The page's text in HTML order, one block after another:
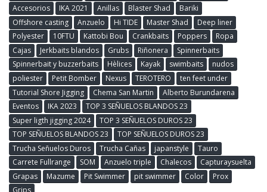
Accesorios
IKA 2021 Anillas Blaster Shad
Bariki
Offshore casting
Anzuelo Hi TIDE Master Shad
Deep liner
Polyester
10FTU Kattobi Bou Crankbaits Poppers
Ropa
Cajas
Jerkbaits blandos Grubs Riñonera
Spinnerbaits
Spinnerbait y buzzerbaits
Hèlices Kayak swimbaits
nudos
poliester
Petit Bomber Nexus TEROTERO
ten feet under
Tutorial Shore Jigging
Chema San Martin
Alberto Burundarena
Eventos
IKA 2023
TOP 3 SEÑUELOS BLANDOS 23
Super ligth jigging 2024
TOP 3 SEÑUELOS DUROS 23
TOP SEÑUELOS BLANDOS 23
TOP SEÑUELOS DUROS 23
Trucha Señuelos Duros
Trucha Cañas japanstyle
Tauro
Carrete Fullrange
SOM Anzuelo triple Chalecos
Capturaysuelta
Grapas
Mazume Pit Swimmer pit swimmer Color
Prox